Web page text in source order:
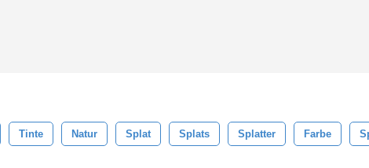
Tinte Natur Splat Splats Splatter Farbe